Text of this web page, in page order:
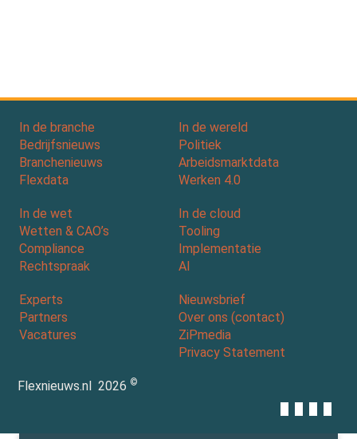
In de branche
Bedrijfsnieuws
Branchenieuws
Flexdata
In de wereld
Politiek
Arbeidsmarktdata
Werken 4.0
In de wet
Wetten & CAO’s
Compliance
Rechtspraak
In de cloud
Tooling
Implementatie
AI
Experts
Partners
Vacatures
Nieuwsbrief
Over ons (contact)
ZiPmedia
Privacy Statement
Flexnieuws.nl 2026 ©